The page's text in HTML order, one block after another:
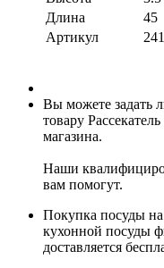
Длина
45
Артикул
Вы можете задать
товару
магазина.
Наши
вам помогут.
Покупка посуды
кухонной посуды
доставляется